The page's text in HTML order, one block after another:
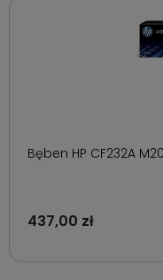
Bęben HP CF232A
437,00 zł